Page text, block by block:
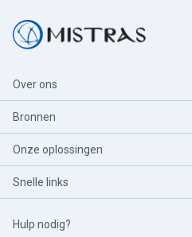
Over ons
Bronnen
Onze oplossingen
Snelle links
Hulp nodig?